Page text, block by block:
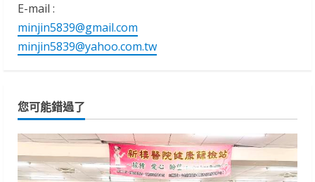
E-mail :
minjin5839@gmail.com
minjin5839@yahoo.com.tw
您可能錯過了